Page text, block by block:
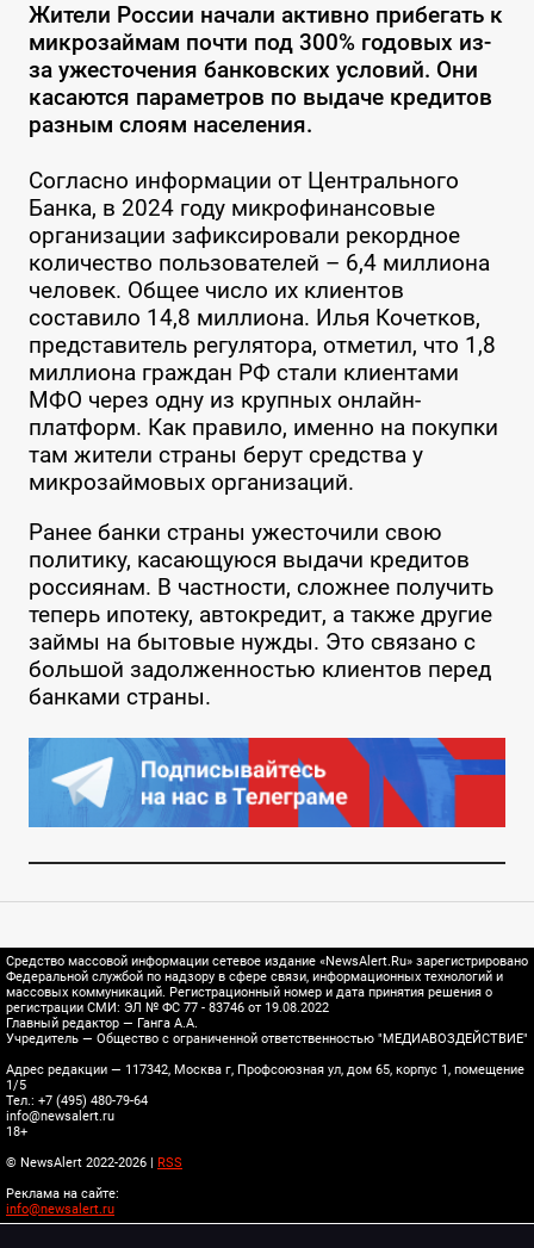
Жители России начали активно прибегать к
микрозаймам почти под 300% годовых из-
за ужесточения банковских условий. Они
касаются параметров по выдаче кредитов
разным слоям населения.
Согласно информации от Центрального
Банка, в 2024 году микрофинансовые
организации зафиксировали рекордное
количество пользователей – 6,4 миллиона
человек. Общее число их клиентов
составило 14,8 миллиона. Илья Кочетков,
представитель регулятора, отметил, что 1,8
миллиона граждан РФ стали клиентами
МФО через одну из крупных онлайн-
платформ. Как правило, именно на покупки
там жители страны берут средства у
микрозаймовых организаций.
Ранее банки страны ужесточили свою
политику, касающуюся выдачи кредитов
россиянам. В частности, сложнее получить
теперь ипотеку, автокредит, а также другие
займы на бытовые нужды. Это связано с
большой задолженностью клиентов перед
банками страны.
Средство массовой информации сетевое издание «NewsAlert.Ru» зарегистрировано
Федеральной службой по надзору в сфере связи, информационных технологий и
массовых коммуникаций. Регистрационный номер и дата принятия решения о
регистрации СМИ: ЭЛ № ФС 77 - 83746 от 19.08.2022
Главный редактор — Ганга А.А.
Учредитель — Общество с ограниченной ответственностью "МЕДИАВОЗДЕЙСТВИЕ"
Адрес редакции — 117342, Москва г, Профсоюзная ул, дом 65, корпус 1, помещение
1/5
Тел.: +7 (495) 480-79-64
info@newsalert.ru
18+
© NewsAlert 2022-2026 | RSS
Реклама на сайте:
info@newsalert.ru